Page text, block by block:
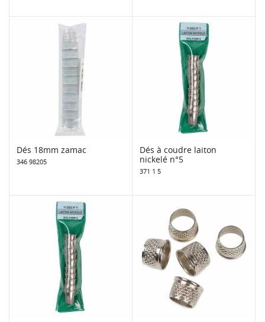
Dés 18mm zamac
346 98205
Dés à coudre laiton
nickelé n°5
371 1 5